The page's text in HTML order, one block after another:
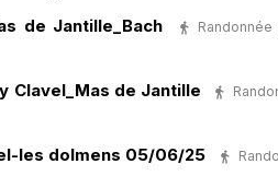
de Jantille_Bach
Clavel_Mas de Jantille
les dolmens 05/06/25